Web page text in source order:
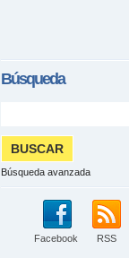
Búsqueda
Búsqueda avanzada
Facebook RSS